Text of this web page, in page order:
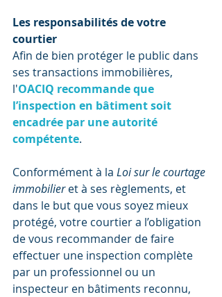
Les responsabilités de votre
courtier
Afin de bien protéger le public dans
ses transactions immobilières,
l'OACIQ recommande que
l’inspection en bâtiment soit
encadrée par une autorité
compétente.
Conformément à la Loi sur le courtage
immobilier et à ses règlements, et
dans le but que vous soyez mieux
protégé, votre courtier a l’obligation
de vous recommander de faire
effectuer une inspection complète
par un professionnel ou un
inspecteur en bâtiments reconnu,